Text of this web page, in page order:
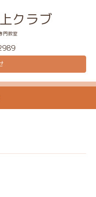
クラブ
門教室